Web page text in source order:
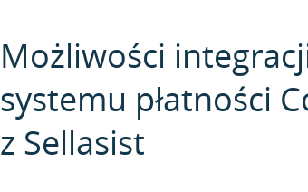
Możliwości
systemu płatności
z Sellasist